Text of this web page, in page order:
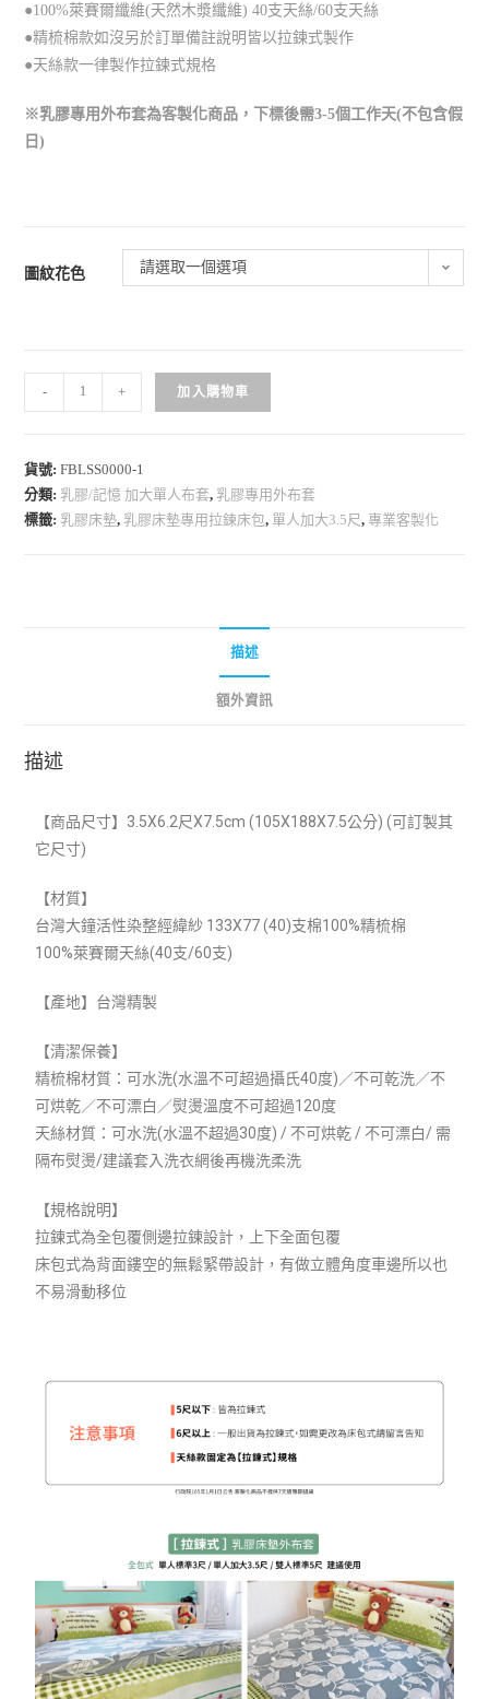
●100%萊賽爾纖維(天然木漿纖維) 40支天絲/60支天絲
●精梳棉款如沒另於訂單備註說明皆以拉鍊式製作
●天絲款一律製作拉鍊式規格
※乳膠專用外布套為客製化商品，下標後需3-5個工作天(不包含假
日)
圖紋花色 請選取一個選項
- + 加入購物車
貨號:FBLSS0000-1
分類:乳膠/記憶 加大單人布套,乳膠專用外布套
標籤:乳膠床墊,乳膠床墊專用拉鍊床包, 單人加大3.5尺,專業客製化
描述
額外資訊
描述
【商品尺寸】3.5X6.2尺X7.5cm (105X188X7.5公分) (可訂製其
它尺寸)
【材質】
台灣大鐘活性染整經緯紗 133X77 (40)支棉100%精梳棉
100%萊賽爾天絲(40支/60支)
【產地】台灣精製
【清潔保養】
精梳棉材質：可水洗(水溫不可超過攝氏40度)／不可乾洗／不
可烘乾／不可漂白／熨燙溫度不可超過120度
天絲材質：可水洗(水溫不超過30度) / 不可烘乾 / 不可漂白/ 需
隔布熨燙/建議套入洗衣網後再機洗柔洗
【規格說明】
拉鍊式為全包覆側邊拉鍊設計，上下全面包覆
床包式為背面鏤空的無鬆緊帶設計，有做立體角度車邊所以也
不易滑動移位